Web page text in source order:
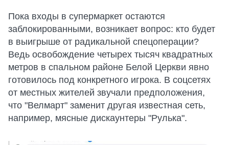
Пока входы в супермаркет остаются
заблокированными, возникает вопрос: кто будет
в выигрыше от радикальной спецоперации?
Ведь освобождение четырех тысяч квадратных
метров в спальном районе Белой Церкви явно
готовилось под конкретного игрока. В соцсетях
от местных жителей звучали предположения,
что "Велмарт" заменит другая известная сеть,
например, мясные дискаунтеры "Рулька".